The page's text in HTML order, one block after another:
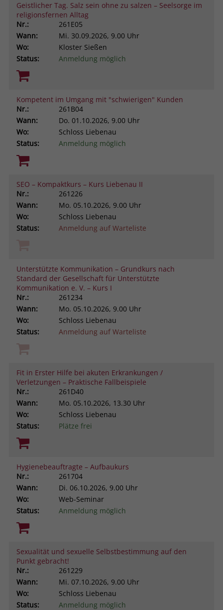
Geistlicher Tag. Salz sein ohne zu salzen – Seelsorge im
religionsfernen Alltag
Nr.:
261E05
Wann:
Mi. 30.09.2026, 9.00 Uhr
Wo:
Kloster Sießen
Status:
Anmeldung möglich
Kompetent im Umgang mit "schwierigen" Kunden
Nr.:
261B04
Wann:
Do. 01.10.2026, 9.00 Uhr
Wo:
Schloss Liebenau
Status:
Anmeldung möglich
SEO – Kompaktkurs – Kurs Liebenau II
Nr.:
261226
Wann:
Mo. 05.10.2026, 9.00 Uhr
Wo:
Schloss Liebenau
Status:
Anmeldung auf Warteliste
Unterstützte Kommunikation – Grundkurs nach
Standard der Gesellschaft für Unterstützte
Kommunikation e. V. – Kurs I
Nr.:
261234
Wann:
Mo. 05.10.2026, 9.00 Uhr
Wo:
Schloss Liebenau
Status:
Anmeldung auf Warteliste
Fit in Erster Hilfe bei akuten Erkrankungen /
Verletzungen – Praktische Fallbeispiele
Nr.:
261D40
Wann:
Mo. 05.10.2026, 13.30 Uhr
Wo:
Schloss Liebenau
Status:
Plätze frei
Hygienebeauftragte – Aufbaukurs
Nr.:
261704
Wann:
Di. 06.10.2026, 9.00 Uhr
Wo:
Web-Seminar
Status:
Anmeldung möglich
Sexualität und sexuelle Selbstbestimmung auf den
Punkt gebracht!
Nr.:
261229
Wann:
Mi. 07.10.2026, 9.00 Uhr
Wo:
Schloss Liebenau
Status:
Anmeldung möglich